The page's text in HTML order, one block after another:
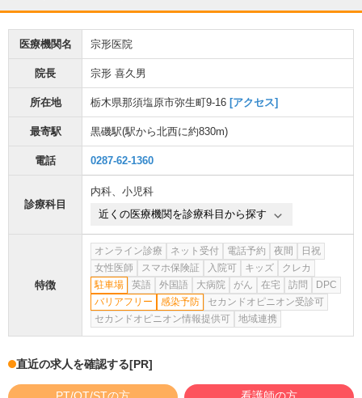
医療機関名 宗形医院
院長 宗形 喜久男
所在地 栃木県那須塩原市弥生町9-16 [アクセス]
最寄駅 黒磯駅(駅から北西に約830m)
電話 0287-62-1360
診療科目
内科、 小児科
近くの医療機関を診療科目から探す
特徴
オンライン診療 ネット受付 電話予約 夜間
日祝
女性医師
スマホ保険証 入院可 キッズ
クレカ
駐車場
英語 外国語 大病院 がん 在宅 訪問
DPC
バリアフリー
感染予防
セカンドオピニオン受診可
セカンドオピニオン情報提供可
地域連携
直近の求人を確認する[PR]